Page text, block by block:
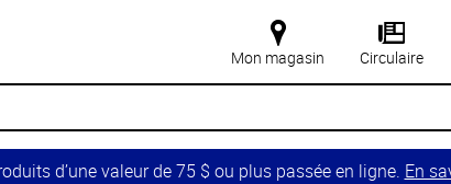
Mon magasin Circulaire
d’une valeur de 75 $ ou plus passée en ligne. En